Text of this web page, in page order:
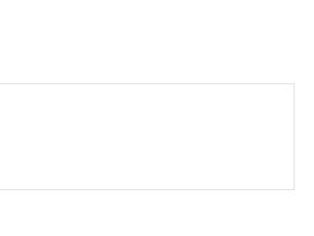
d’une époque, elle renferme des
de l’usure du temps. On la lit et relit
littéraires et esthétiques, mais aussi